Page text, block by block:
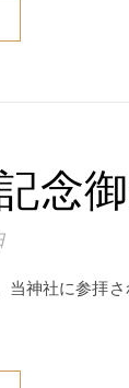
念
神社に参拝